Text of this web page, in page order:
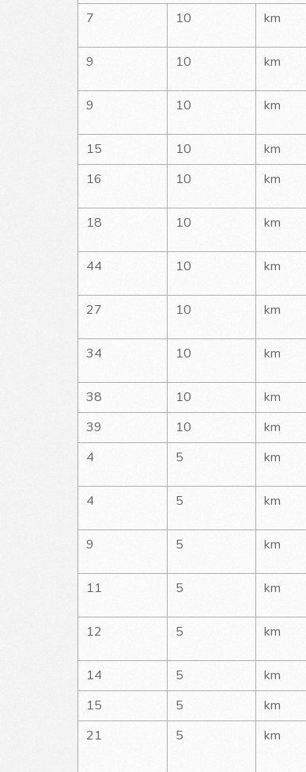
7
10 km
9 10 km
9 10 km
15 10 km
16
10 km
18 10 km
44 10 km
27 10 km
34 10 km
38 10 km
39
10 km
4
5 km
4 5 km
9 5 km
11 5 km
12 5 km
14 5 km
15
5 km
21
5 km